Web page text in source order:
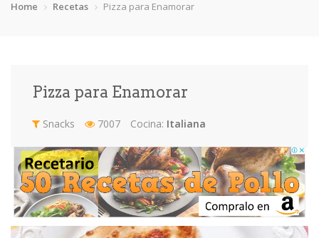
Ensaladas Equipment Frutas Galletas
Gelatinas Guarnicion… Helados Hot Dogs
Home Recetas Pizza para Enamorar
Pizza para Enamorar
Snacks 7007 Cocina: Italiana